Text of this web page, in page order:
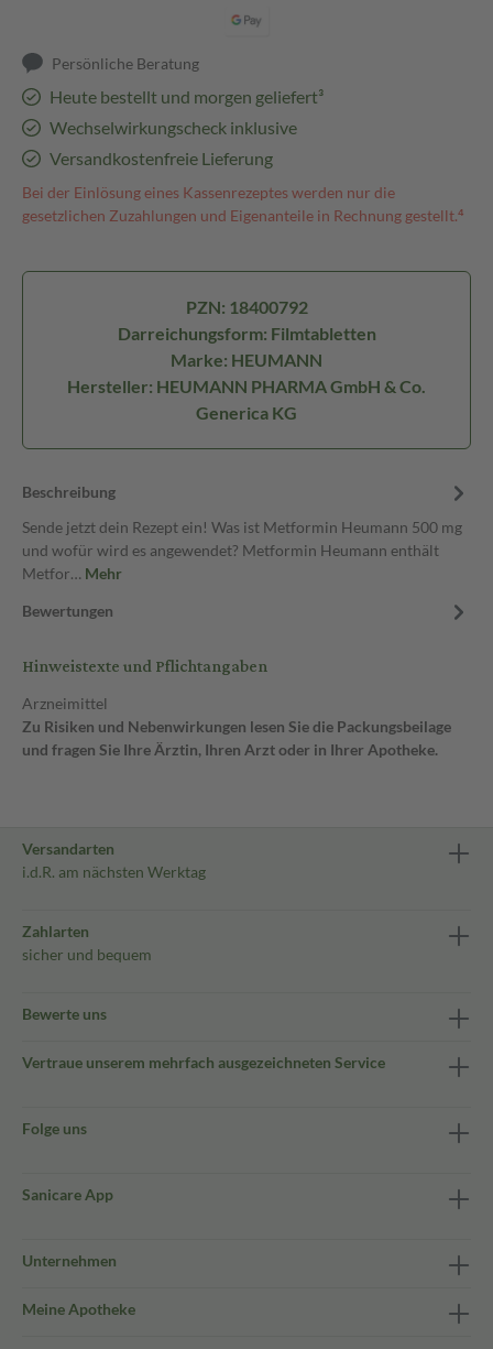
Persönliche Beratung
Heute bestellt und morgen geliefert³
Wechselwirkungscheck inklusive
Versandkostenfreie Lieferung
Bei der Einlösung eines Kassenrezeptes werden nur die
gesetzlichen Zuzahlungen und Eigenanteile in Rechnung gestellt.⁴
PZN: 18400792
Darreichungsform: Filmtabletten
Marke: HEUMANN
Hersteller: HEUMANN PHARMA GmbH & Co.
Generica KG
Beschreibung
Sende jetzt dein Rezept ein! Was ist Metformin Heumann 500 mg
und wofür wird es angewendet? Metformin Heumann enthält
Metfor… Mehr
Bewertungen
Hinweistexte und Pflichtangaben
Arzneimittel
Zu Risiken und Nebenwirkungen lesen Sie die Packungsbeilage
und fragen Sie Ihre Ärztin, Ihren Arzt oder in Ihrer Apotheke.
Versandarten
i.d.R. am nächsten Werktag
Zahlarten
sicher und bequem
Bewerte uns
Vertraue unserem mehrfach ausgezeichneten Service
Folge uns
Sanicare App
Unternehmen
Meine Apotheke